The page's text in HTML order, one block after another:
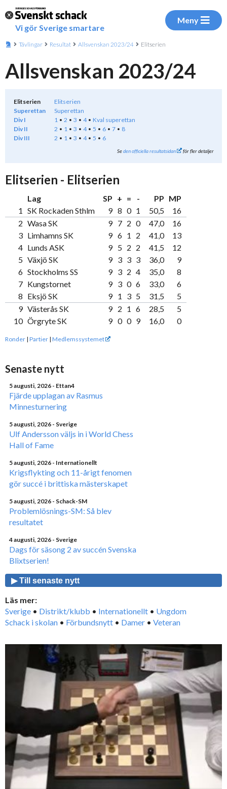
Vi gör Sverige smartare
Meny
Tävlingar Resultat Allsvenskan 2023/24 Elitserien
Allsvenskan 2023/24
Elitserien
Elitserien
Superettan
Superettan
Div I
1 2 3 4
Kval superettan
Div II
2 1 3 4 5 6 7
8
Div III
2 1 3 4 5 6
Seden officiella resultatsidan för fler detaljer
Elitserien - Elitserien
Lag SP + = - PP MP
1 SK Rockaden Sthlm 9 8 0 1 50,5
16
2 Wasa SK 9 7 2 0 47,0
16
3 Limhamns SK 9 6 1 2 41,0
13
4 Lunds ASK 9 5 2 2 41,5
12
5 Växjö SK 9 3 3 3 36,0
9
6 Stockholms SS 9 3 2 4 35,0
8
7 Kungstornet 9 3 0 6 33,0
6
8 Eksjö SK 9 1 3 5 31,5
5
9 Västerås SK 9 2 1 6 28,5
5
10 Örgryte SK 9 0 0 9 16,0 0
Ronder | Partier | Medlemssystemet
Senaste nytt
5 augusti, 2026 - Ettan4
Fjärde upplagan av Rasmus
Minnesturnering
5 augusti, 2026 - Sverige
Ulf Andersson väljs in i World Chess
Hall of Fame
5 augusti, 2026 - Internationellt
Krigsflykting och 11-årigt fenomen
gör succé i brittiska mästerskapet
5 augusti, 2026 - Schack-SM
Problemlösnings-SM: Så blev
resultatet
4 augusti, 2026 - Sverige
Dags för säsong 2 av succén Svenska
Blixtserien!
▶ Till senaste nytt
Läs mer:
Sverige • Distrikt/klubb • Internationellt • Ungdom
Schack i skolan • Förbundsnytt • Damer • Veteran